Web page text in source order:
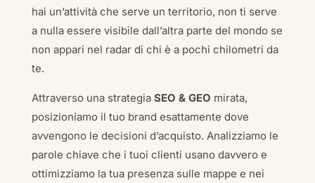
hai un’attività che serve un territorio, non ti serve
a nulla essere visibile dall’altra parte del mondo se
non appari nel radar di chi è a pochi chilometri da
te.
Attraverso una strategia SEO & GEO mirata,
posizioniamo il tuo brand esattamente dove
avvengono le decisioni d’acquisto. Analizziamo le
parole chiave che i tuoi clienti usano davvero e
ottimizziamo la tua presenza sulle mappe e nei